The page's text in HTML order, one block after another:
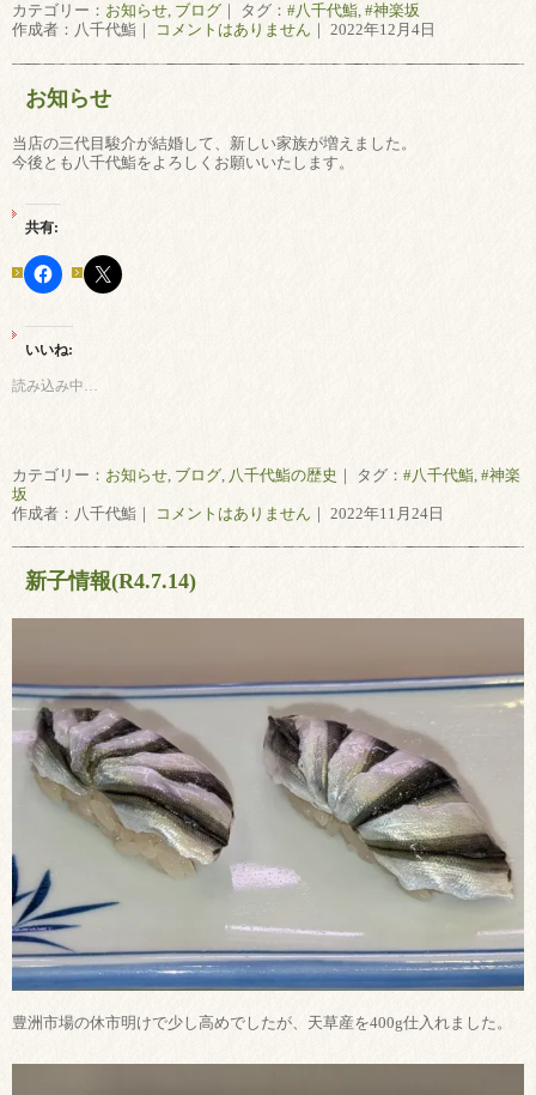
カテゴリー： お知らせ, ブログ ｜ タグ： #八千代鮨, #神楽坂
作成者：八千代鮨｜
コメントはありません ｜ 2022年12月4日
お知らせ
当店の三代目駿介が結婚して、新しい家族が増えました。
今後とも八千代鮨をよろしくお願いいたします。
共有:
いいね:
読み込み中…
カテゴリー： お知らせ ブログ 八千代鮨の歴史 ｜ タグ： #八千代鮨 #神楽
坂
作成者：八千代鮨｜
コメントはありません ｜ 2022年11月24日
新子情報(R4.7.14)
豊洲市場の休市明けで少し高めでしたが、天草産を400g仕入れました。